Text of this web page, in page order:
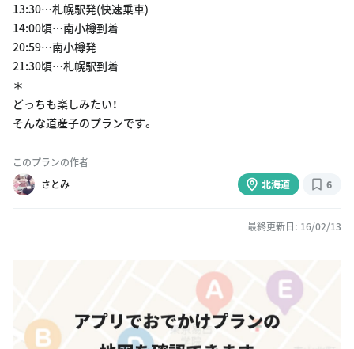
13:30…札幌駅発(快速乗車)
14:00頃…南小樽到着
20:59…南小樽発
21:30頃…札幌駅到着
＊
どっちも楽しみたい！
そんな道産子のプランです。
このプランの作者
さとみ
北海道 6
最終更新日: 16/02/13